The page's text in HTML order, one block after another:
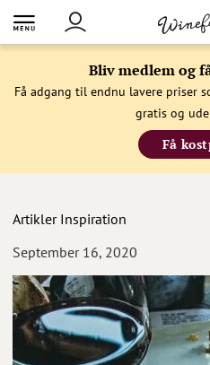
Bliv medlem og
Få adgang til endnu lavere priser
gratis og
Få
Artikler Inspiration
September 16, 2020